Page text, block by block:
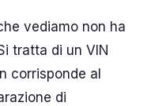
vediamo non ha
tratta di un VIN
corrisponde al
di